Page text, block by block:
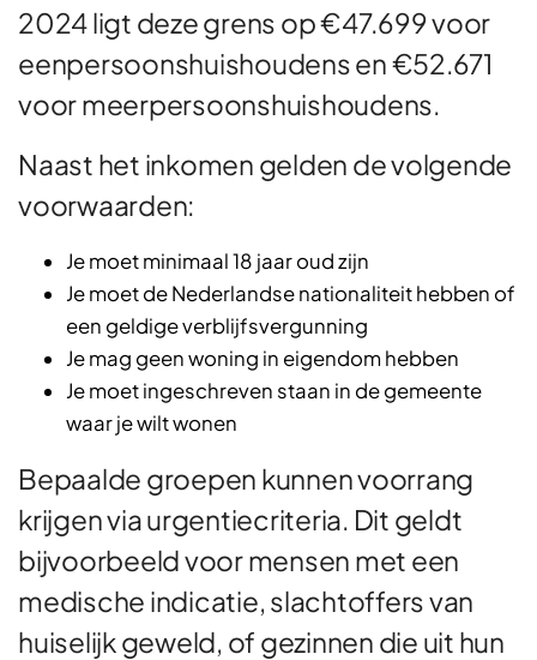
2024 ligt deze grens op €47.699 voor
eenpersoonshuishoudens en €52.671
voor meerpersoonshuishoudens.
Naast het inkomen gelden de volgende
voorwaarden:
Je moet minimaal 18 jaar oud zijn
Je moet de Nederlandse nationaliteit hebben of
een geldige verblijfsvergunning
Je mag geen woning in eigendom hebben
Je moet ingeschreven staan in de gemeente
waar je wilt wonen
Bepaalde groepen kunnen voorrang
krijgen via urgentiecriteria. Dit geldt
bijvoorbeeld voor mensen met een
medische indicatie, slachtoffers van
huiselijk geweld, of gezinnen die uit hun